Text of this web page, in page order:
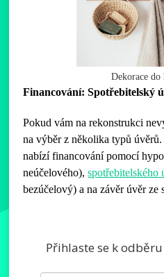
Dekorace do
Financování: Spotřebitelský
Pokud vám na rekonstrukci
na výběr z několika typů
nabízí financování pomocí
neúčelového),spotřebitelského
bezúčelový) a na závěr úvěr ze
Přihlaste se k